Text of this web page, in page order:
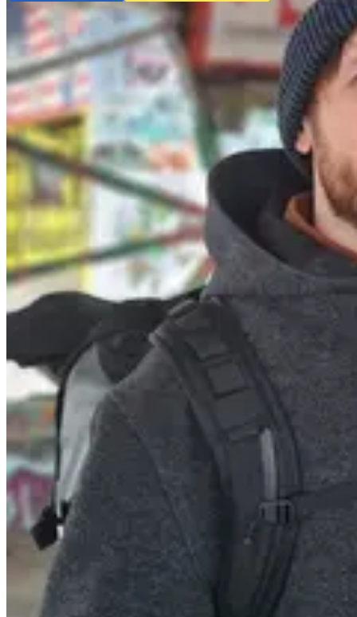
Wolfgang Stefani
Vibe Designer & Vibe Coder in Berlin.
Websites und Tools, die in Tagen live gehen.
Mareschstraße 4 · 12055 Berlin info@wolfgegenlicht.de
Leistungen
Alle Leistungen
Vibe Design Sprint
Vibe Coding Sprint
Web App entwickeln lassen
Website Relaunch
Relaunch-Workshop
KI-Workshop Berlin
Webdesign Preise
Webdesign Berlin
Website erstellen lassen
Webdesign mit KI
Webdesign Freelancer Berlin
Professionelles Webdesign
Homepage erstellen lassen
WordPress Freelancer Berlin
Mehr
Startseite in 48 Stunden
Projekte
Blog
Über mich
Kontakt